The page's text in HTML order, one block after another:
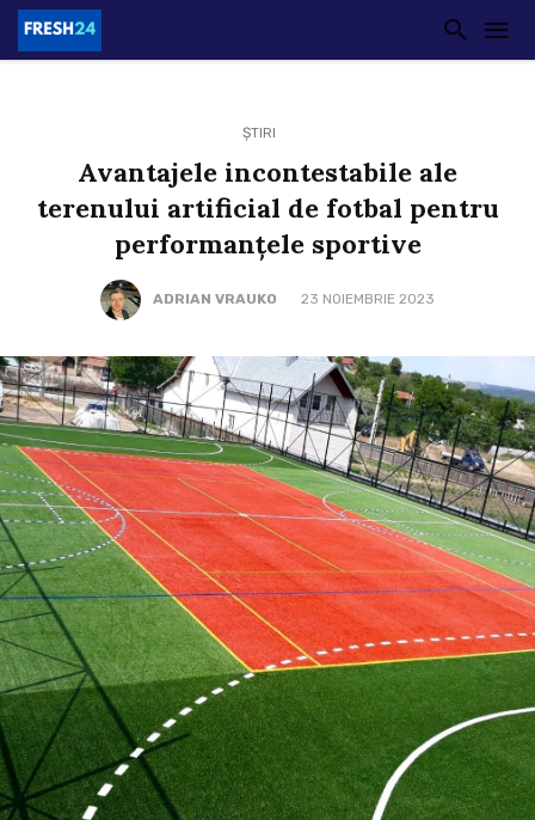
ȘTIRI
Avantajele incontestabile ale
terenului artificial de fotbal pentru
performanțele sportive
ADRIAN VRAUKO 23 NOIEMBRIE 2023